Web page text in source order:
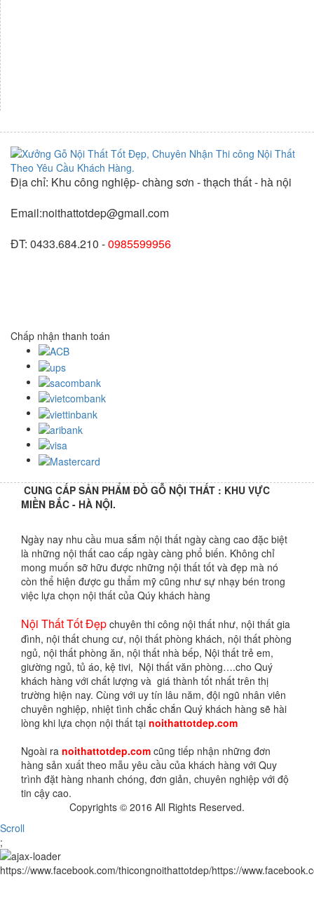
Địa chỉ: Khu công nghiệp- chàng sơn - thạch thất - hà nội
Email:noithattotdep@gmail.com
ĐT: 0433.684.210 -0985599956
Chấp nhận thanh toán
CUNG CẤP SẢN PHẨM ĐỒ GỖ NỘI THẤT : KHU VỰC
MIỀN BẮC - HÀ NỘI.
Ngày nay nhu cầu mua sắm nội thất ngày càng cao đặc biệt
là những nội thất cao cấp ngày càng phổ biến. Không chỉ
mong muốn sỡ hữu được những nội thất tốt và đẹp mà nó
còn thể hiện được gu thẩm mỹ cũng như sự nhạy bén trong
việc lựa chọn nội thất của Qúy khách hàng
Nội Thất Tốt Đẹp chuyên thi công nội thất như, nội thất gia
đình, nội thất chung cư, nội thất phòng khách, nội thất phòng
ngủ, nội thất phòng ăn, nội thất nhà bếp, Nội thất trẻ em,
giường ngủ, tủ áo, kệ tivi, Nội thất văn phòng….cho Quý
khách hàng với chất lượng và giá thành tốt nhất trên thị
trường hiện nay. Cùng với uy tín lâu năm, đội ngũ nhân viên
chuyên nghiệp, nhiệt tình chắc chắn Quý khách hàng sẽ hài
lòng khi lựa chọn nội thất tại noithattotdep.com
Ngoài ra noithattotdep.com cũng tiếp nhận những đơn
hàng sản xuất theo mẫu yêu cầu của khách hàng với Quy
trình đặt hàng nhanh chóng, đơn giản, chuyên nghiệp với độ
tin cậy cao.
Copyrights © 2016 All Rights Reserved.
Scroll
;
https://www.facebook.com/thicongnoithattotdep/https://